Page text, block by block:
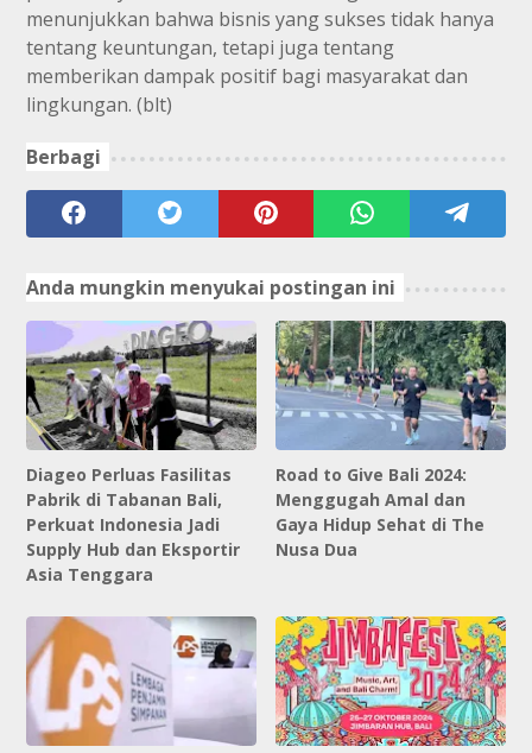
menunjukkan bahwa bisnis yang sukses tidak hanya
tentang keuntungan, tetapi juga tentang
memberikan dampak positif bagi masyarakat dan
lingkungan. (blt)
Berbagi
Anda mungkin menyukai postingan ini
Diageo Perluas Fasilitas
Pabrik di Tabanan Bali,
Perkuat Indonesia Jadi
Supply Hub dan Eksportir
Asia Tenggara
Road to Give Bali 2024:
Menggugah Amal dan
Gaya Hidup Sehat di The
Nusa Dua